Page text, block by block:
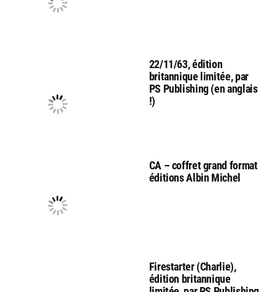
22/11/63, édition
britannique limitée, par
PS Publishing (en anglais
!)
CA – coffret grand format
éditions Albin Michel
Firestarter (Charlie),
édition britannique